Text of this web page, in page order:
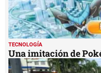
TECNOLOGÍA
Una imitación de